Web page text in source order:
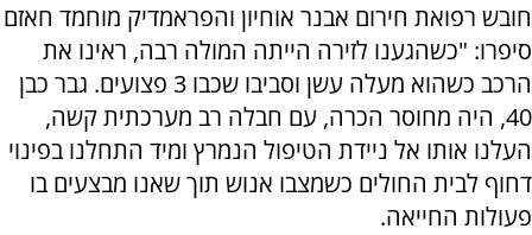
חובש רפואת חירום אבנר אוחיון והפראמדיק מוחמד חאזם
סיפרו: "כשהגענו לזירה הייתה המולה רבה, ראינו את
הרכב כשהוא מעלה עשן וסביבו שכבו 3 פצועים. גבר כבן
40, היה מחוסר הכרה, עם חבלה רב מערכתית קשה,
העלנו אותו אל ניידת הטיפול הנמרץ ומיד התחלנו בפינוי
דחוף לבית החולים כשמצבו אנוש תוך שאנו מבצעים בו
פעולות החייאה.